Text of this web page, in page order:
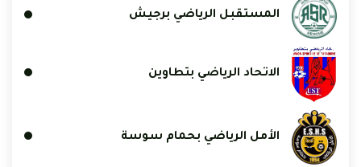
المستقبل الرياضي برجيش
الاتحاد الرياضي بتطاوين
الأمل الرياضي بحمام سوسة